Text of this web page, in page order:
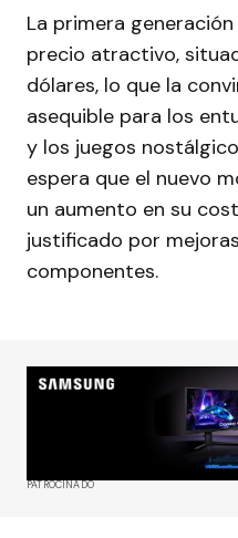
La primera
precio atractivo,
dólares, lo que la
asequible para los
y los juegos
espera que el nuevo
un aumento en su
justificado por
componentes.
PATROCINADO